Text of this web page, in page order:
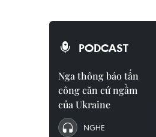
PODCAST
Nga thông báo tấn
công căn cứ ngầm
của Ukraine
NGHE